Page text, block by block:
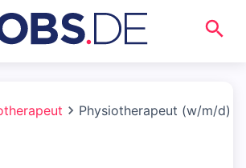
Physiotherapeut (w/m/d)